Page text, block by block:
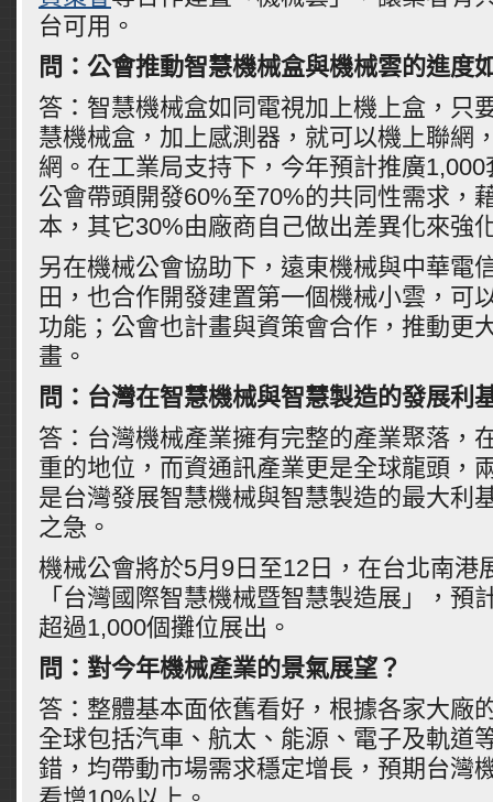
台可用。
問：公會推動智慧機械盒與機械雲的進度
答：智慧機械盒如同電視加上機上盒，只
慧機械盒，加上感測器，就可以機上聯網
網。在工業局支持下，今年預計推廣
公會帶頭開發60%至70%的共同性需求，
本，其它30%由廠商自己做出差異化來強
另在機械公會協助下，遠東機械與中華電
田，也合作開發建置第一個機械小雲，可
功能；公會也計畫與資策會合作，推動更
畫。
問：台灣在智慧機械與智慧製造的發展利
答：台灣機械產業擁有完整的產業聚落，
重的地位，而資通訊產業更是全球龍頭，
是台灣發展智慧機械與智慧製造的最大利
之急。
機械公會將於5月9日至12日，在台北南港
「台灣國際智慧機械暨智慧製造展」，預
超過1,000個攤位展出。
問：對今年機械產業的景氣展望？
答：整體基本面依舊看好，根據各家大廠
全球包括汽車、航太、能源、電子及軌道
錯，均帶動市場需求穩定增長，預期台灣